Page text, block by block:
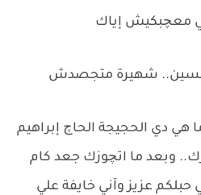
معچبكيش إياك
حسين.. شهيرة متجصدش
هي دي الحجيجة الحاچ إبراهيم
وبعد ما اتچوزك جعد كام
عزيز وآني خايفة علي